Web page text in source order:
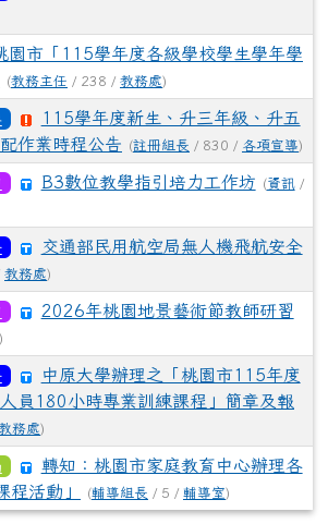
園市「115學年度各級學校學生學年學
(教務主任 / 238 / 教務處)
115學年度新生、升三年級、升五
作業時程公告
(註冊組長 / 830 / 各項宣導)
B3數位教學指引培力工作坊 (資訊/
交通部民用航空局無人機飛航安全
教務處)
2026年桃園地景藝術節教師研習
)
中原大學辦理之「桃園市115年度
員180小時專業訓練課程」簡章及報
務處)
轉知：桃園市家庭教育中心辦理各
程活動」
(輔導組長 / 5 / 輔導室)